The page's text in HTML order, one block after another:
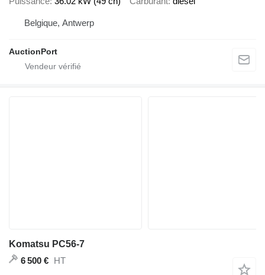
Belgique, Antwerp
AuctionPort
Komatsu PC56-7
6 500 € HT